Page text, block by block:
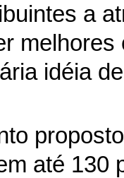
a
idéia
até 130